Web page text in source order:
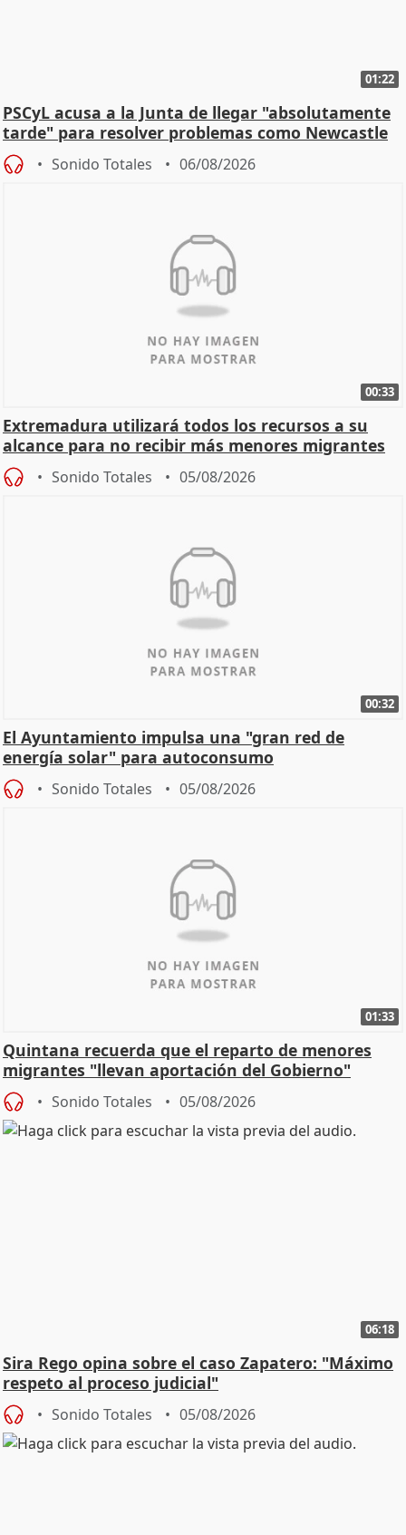
01:22
PSCyL acusa a la Junta de llegar "absolutamente
tarde" para resolver problemas como Newcastle
Sonido Totales 06/08/2026
00:33
Extremadura utilizará todos los recursos a su
alcance para no recibir más menores migrantes
Sonido Totales 05/08/2026
00:32
El Ayuntamiento impulsa una "gran red de
energía solar" para autoconsumo
Sonido Totales 05/08/2026
01:33
Quintana recuerda que el reparto de menores
migrantes "llevan aportación del Gobierno"
central
Sonido Totales 05/08/2026
06:18
Sira Rego opina sobre el caso Zapatero: "Máximo
respeto al proceso judicial"
Sonido Totales 05/08/2026